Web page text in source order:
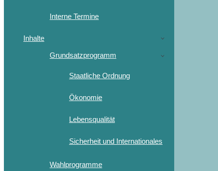
Interne Termine
Inhalte
Grundsatzprogramm
Staatliche Ordnung
Ökonomie
Lebensqualität
Sicherheit und Internationales
Wahlprogramme